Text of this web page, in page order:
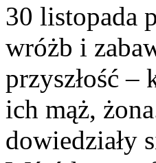
30 listopada
wróżb i
przyszłość –
ich mąż,
dowiedziały